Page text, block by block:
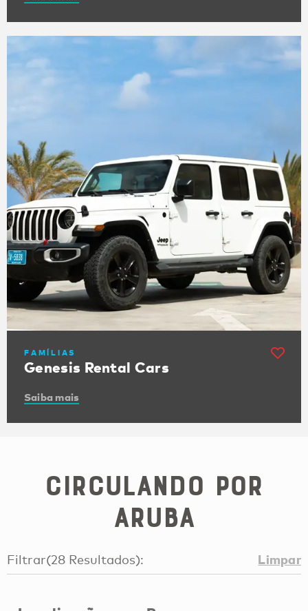
FAMÍLIAS
Genesis Rental Cars
Saiba mais
Circulando por
Aruba
Filtrar(28 Resultados): Limpar